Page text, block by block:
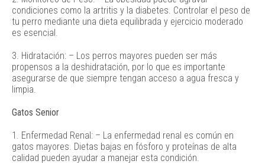
condiciones como la artritis y la diabetes. Controlar el peso de
tu perro mediante una dieta equilibrada y ejercicio moderado
es esencial.
3. Hidratación: – Los perros mayores pueden ser más
propensos a la deshidratación, por lo que es importante
asegurarse de que siempre tengan acceso a agua fresca y
limpia.
Gatos Senior
1. Enfermedad Renal: – La enfermedad renal es común en
gatos mayores. Dietas bajas en fósforo y proteínas de alta
calidad pueden ayudar a manejar esta condición.